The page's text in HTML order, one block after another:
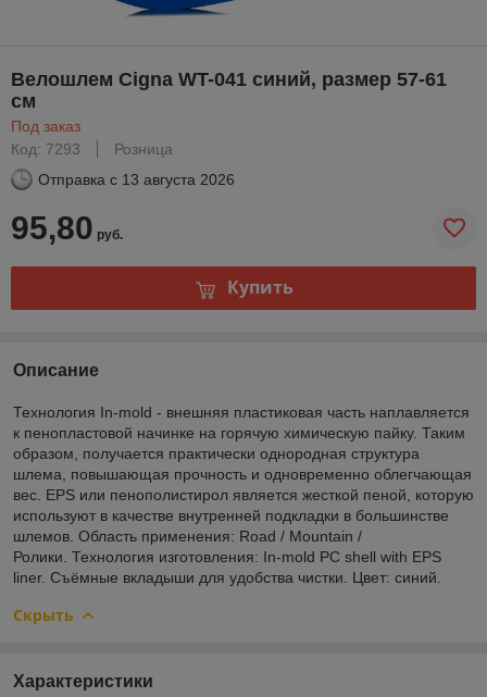
Велошлем Cigna WT-041 синий, размер 57-61
см
Под заказ
Код: 7293
Розница
Отправка с 13 августа 2026
95,80 руб.
Купить
Описание
Технология In-mold - внешняя пластиковая часть наплавляется
к пенопластовой начинке на горячую химическую пайку. Таким
образом, получается практически однородная структура
шлема, повышающая прочность и одновременно облегчающая
вес. EPS или пенополистирол является жесткой пеной, которую
используют в качестве внутренней подкладки в большинстве
шлемов. Область применения: Road / Mountain /
Ролики. Технология изготовления: In-mold PC shell with EPS
liner. Съёмные вкладыши для удобства чистки. Цвет: синий.
Скрыть
Характеристики